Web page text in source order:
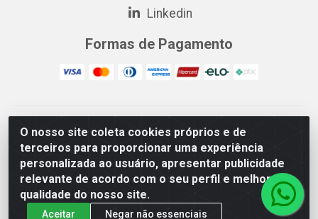
O nosso site coleta cookies próprios e de
terceiros para proporcionar uma experiência
personalizada ao usuário, apresentar publicidade
relevante de acordo com o seu perfil e melhorar a
qualidade do nosso site.
Aceitar Negar não essenciais
Linkedin
Formas de Pagamento
EP Elétrica LTDA - 18.621.731/0005-43 - Itabaiana/SE - CEP:
49511-899
EP Elétrica LTDA - 48.594.570/0001-83 - Itabaiana/SE - CEP:
49511-899